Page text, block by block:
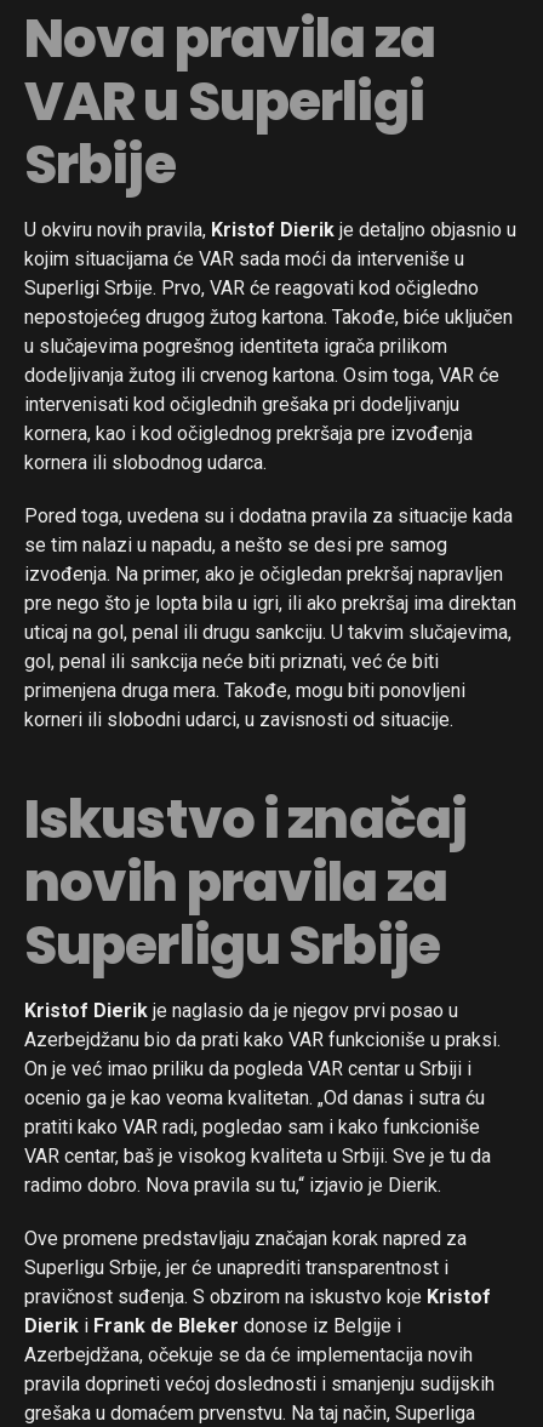
Nova pravila za
VAR u Superligi
Srbije
U okviru novih pravila, Kristof Dierik je detaljno objasnio u
kojim situacijama će VAR sada moći da interveniše u
Superligi Srbije. Prvo, VAR će reagovati kod očigledno
nepostojećeg drugog žutog kartona. Takođe, biće uključen
u slučajevima pogrešnog identiteta igrača prilikom
dodeljivanja žutog ili crvenog kartona. Osim toga, VAR će
intervenisati kod očiglednih grešaka pri dodeljivanju
kornera, kao i kod očiglednog prekršaja pre izvođenja
kornera ili slobodnog udarca.
Pored toga, uvedena su i dodatna pravila za situacije kada
se tim nalazi u napadu, a nešto se desi pre samog
izvođenja. Na primer, ako je očigledan prekršaj napravljen
pre nego što je lopta bila u igri, ili ako prekršaj ima direktan
uticaj na gol, penal ili drugu sankciju. U takvim slučajevima,
gol, penal ili sankcija neće biti priznati, već će biti
primenjena druga mera. Takođe, mogu biti ponovljeni
korneri ili slobodni udarci, u zavisnosti od situacije.
Iskustvo i značaj
novih pravila za
Superligu Srbije
Kristof Dierik je naglasio da je njegov prvi posao u
Azerbejdžanu bio da prati kako VAR funkcioniše u praksi.
On je već imao priliku da pogleda VAR centar u Srbiji i
ocenio ga je kao veoma kvalitetan. „Od danas i sutra ću
pratiti kako VAR radi, pogledao sam i kako funkcioniše
VAR centar, baš je visokog kvaliteta u Srbiji. Sve je tu da
radimo dobro. Nova pravila su tu,“ izjavio je Dierik.
Ove promene predstavljaju značajan korak napred za
Superligu Srbije, jer će unaprediti transparentnost i
pravičnost suđenja. S obzirom na iskustvo koje Kristof
Dierik i Frank de Bleker donose iz Belgije i
Azerbejdžana, očekuje se da će implementacija novih
pravila doprineti većoj doslednosti i smanjenju sudijskih
grešaka u domaćem prvenstvu. Na taj način, Superliga